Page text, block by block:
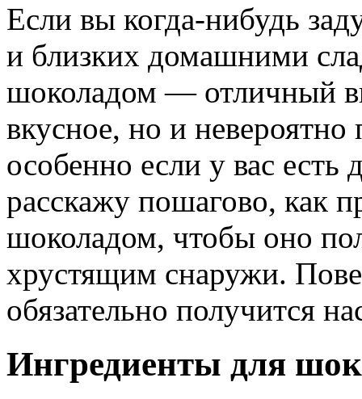
Если вы когда-нибудь
и близких домашними
шоколадом — отличный
вкусное, но и невероятно
особенно если у вас есть
расскажу пошагово, как
шоколадом, чтобы оно
хрустящим снаружи.
обязательно получится
Ингредиенты для